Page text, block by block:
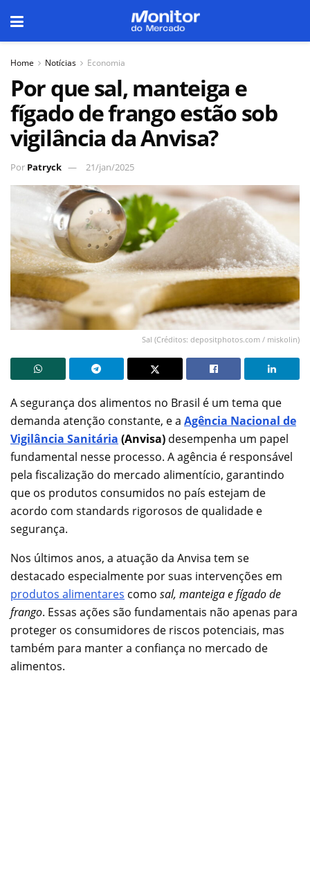
Home Notícias Economia
Por que sal, manteiga e
fígado de frango estão sob
vigilância da Anvisa?
Por Patryck 21/jan/2025
Sal (Créditos: depositphotos.com / miskolin)
A segurança dos alimentos no Brasil é um tema que
demanda atenção constante, e a Agência Nacional de
Vigilância Sanitária (Anvisa) desempenha um papel
fundamental nesse processo. A agência é responsável
pela fiscalização do mercado alimentício, garantindo
que os produtos consumidos no país estejam de
acordo com standards rigorosos de qualidade e
segurança.
Nos últimos anos, a atuação da Anvisa tem se
destacado especialmente por suas intervenções em
produtos alimentares como sal, manteiga e fígado de
frango. Essas ações são fundamentais não apenas para
proteger os consumidores de riscos potenciais, mas
também para manter a confiança no mercado de
alimentos.